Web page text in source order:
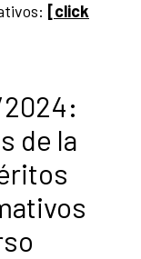
[click
de la